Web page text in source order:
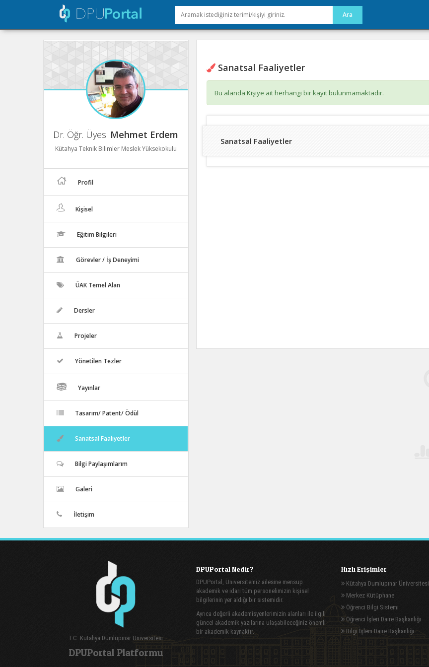
Dr. Öğr. Üyesi Mehmet Erdem
Kütahya Teknik Bilimler Meslek Yüksekokulu
Profil
Kişisel
Eğitim Bilgileri
Görevler / İş Deneyimi
ÜAK Temel Alan
Dersler
Projeler
Yönetilen Tezler
Yayınlar
Tasarım/ Patent/ Ödül
Sanatsal Faaliyetler
Bilgi Paylaşımlarım
Galeri
İletişim
Sanatsal Faaliyetler
Bu alanda Kişiye ait herhangi bir kayıt bulunmamaktadır.
Sanatsal Faaliyetler
T.C. Kütahya Dumlupınar Üniversitesi
DPUPortal Platformu
DPUPortal Nedir?
DPUPortal, Üniversitemiz ailesine mensup
akademik ve idari tüm personelimizin kişisel
bilgilerinin yer aldığı bir sistemidir.
Ayrıca değerli akademisyenlerimizin alanları ile ilgili
güncel akademik yazılarına ulaşabileceğiniz önemli
bir akademik kaynaktır.
Hızlı Erişimler
Kütahya Dumlupınar Üniversitesi
Merkez Kütüphane
Öğrenci Bilgi Sistemi
Öğrenci İşleri Daire Başkanlığı
Bilgi İşlem Daire Başkanlığı